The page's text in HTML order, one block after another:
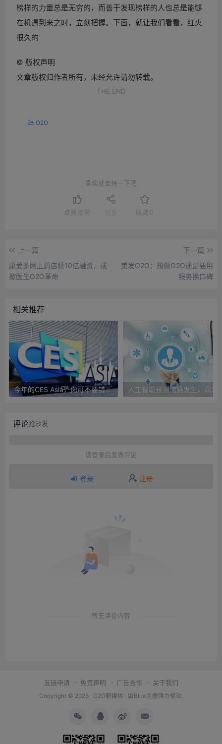
榜样的力量总是无穷的，而善于发现榜样的人也总是能够
在机遇到来之时，立刻把握。下面，就让我们看看，红火
很久的
© 版权声明
文章版权归作者所有，未经允许请勿转载。
THE END
O2O
喜欢就支持一下吧
点赞 点赞 分享 收藏 0
上一篇
康爱多网上药店获10亿融资，或
掀医生O2O革命
下一篇
美发O2O：想做O2O还是要用
服务换口碑
相关推荐
今年的CES Asia，你可不要错过这些自动驾驶看点
评论抢沙发
请登录后发表评论
登录 注册
暂无评论内容
友链申请 免责声明 广告合作 关于我们
Copyright © 2025 · O2O薪媒体 · 由 Blue主题强力驱动.